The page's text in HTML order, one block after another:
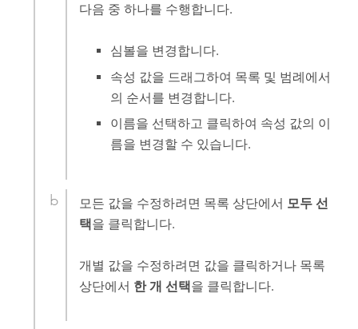
다음 중 하나를 수행합니다.
심볼을 변경합니다.
속성 값을 드래그하여 목록 및 범례에서
의 순서를 변경합니다.
이름을 선택하고 클릭하여 속성 값의 이
름을 변경할 수 있습니다.
모든 값을 수정하려면 목록 상단에서 모두 선
택을 클릭합니다.
개별 값을 수정하려면 값을 클릭하거나 목록
상단에서 한 개 선택을 클릭합니다.